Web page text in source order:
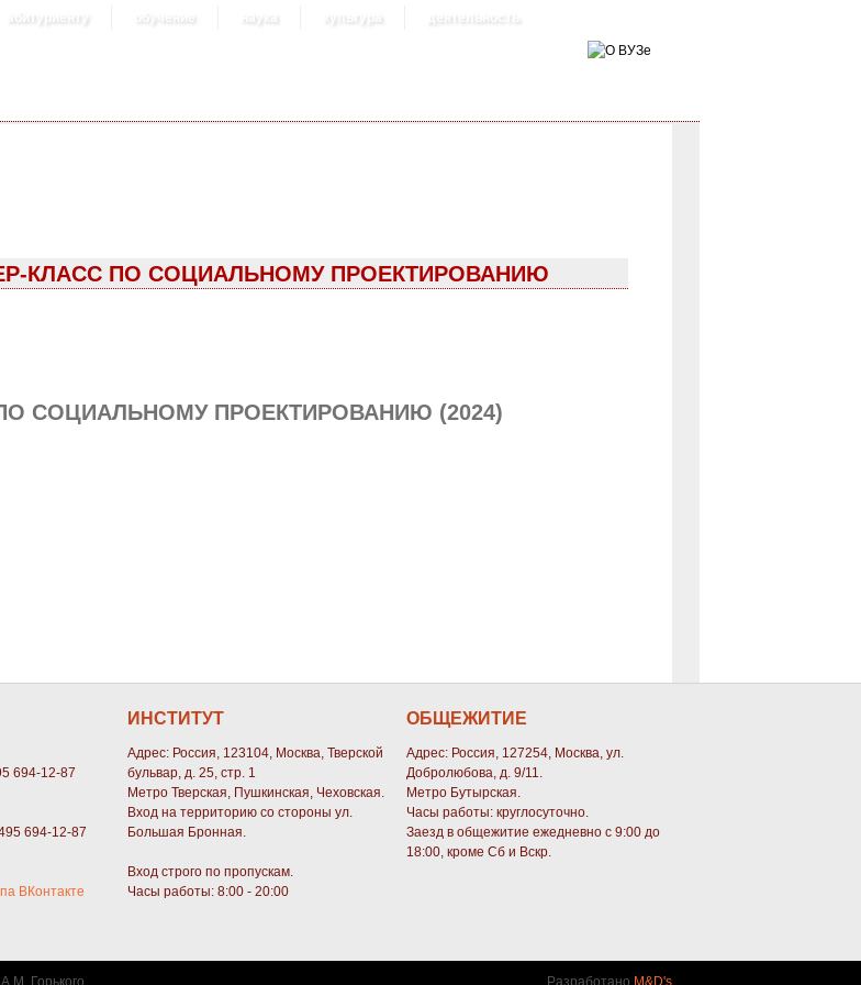
абитуриенту обучение наука культура деятельность
КЛАСС ПО СОЦИАЛЬНОМУ ПРОЕКТИРОВАНИЮ
СОЦИАЛЬНОМУ ПРОЕКТИРОВАНИЮ (2024)
694-12-87
694-12-87
ВКонтакте
ИНСТИТУТ
Адрес: Россия, 123104, Москва, Тверской
бульвар, д. 25, стр. 1
Метро Тверская, Пушкинская, Чеховская.
Вход на территорию со стороны ул.
Большая Бронная.
Вход строго по пропускам.
Часы работы: 8:00 - 20:00
ОБЩЕЖИТИЕ
Адрес: Россия, 127254, Москва, ул.
Добролюбова, д. 9/11.
Метро Бутырская.
Часы работы: круглосуточно.
Заезд в общежитие ежедневно с 9:00 до
18:00, кроме Сб и Вскр.
Горького Разработано M&D's